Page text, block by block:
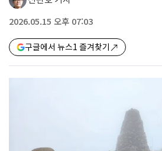
2026.05.15 오후 07:03
구글에서 뉴스1 즐겨찾기